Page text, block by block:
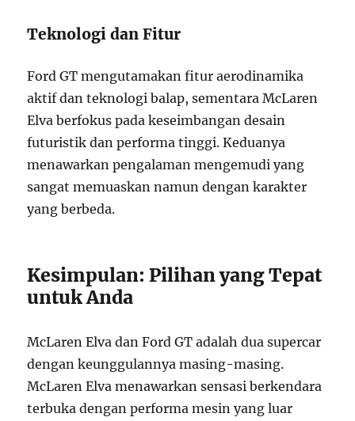
Teknologi dan Fitur
Ford GT mengutamakan fitur aerodinamika
aktif dan teknologi balap, sementara McLaren
Elva berfokus pada keseimbangan desain
futuristik dan performa tinggi. Keduanya
menawarkan pengalaman mengemudi yang
sangat memuaskan namun dengan karakter
yang berbeda.
Kesimpulan: Pilihan yang Tepat
untuk Anda
McLaren Elva dan Ford GT adalah dua supercar
dengan keunggulannya masing-masing.
McLaren Elva menawarkan sensasi berkendara
terbuka dengan performa mesin yang luar